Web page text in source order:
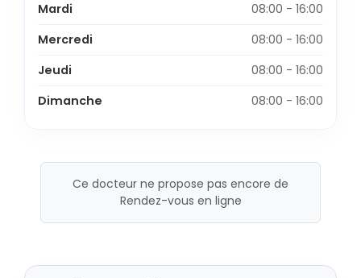
Mardi
08:00 - 16:00
Mercredi
08:00 - 16:00
Jeudi
08:00 - 16:00
Dimanche
08:00 - 16:00
Ce docteur ne propose pas encore de
Rendez-vous en ligne